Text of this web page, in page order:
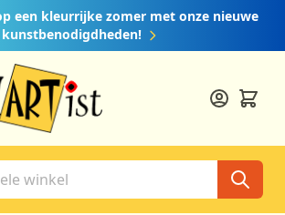
een kleurrijke zomer met onze nieuwe
kunstbenodigdheden!